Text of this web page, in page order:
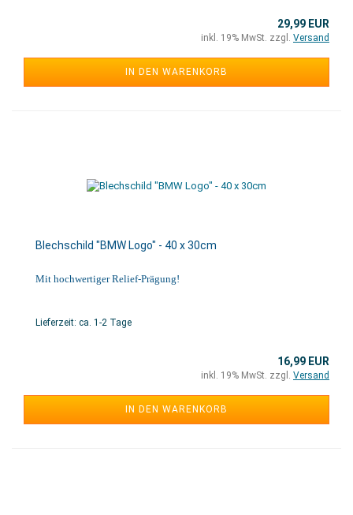
29,99 EUR
inkl. 19% MwSt. zzgl. Versand
IN DEN WARENKORB
Blechschild "BMW Logo" - 40 x 30cm
Mit hochwertiger Relief-Prägung!
Lieferzeit: ca. 1-2 Tage
16,99 EUR
inkl. 19% MwSt. zzgl. Versand
IN DEN WARENKORB